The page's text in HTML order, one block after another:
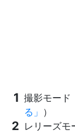
撮影モード
る
）
レリーズモ